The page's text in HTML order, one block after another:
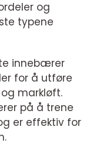
og
typene
innebærer
for å utføre
markløft.
på å trene
er effektiv for